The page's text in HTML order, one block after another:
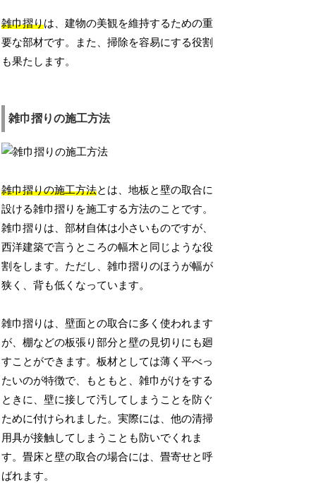
雑巾摺りは、建物の美観を維持するための重
要な部材です。また、掃除を容易にする役割
も果たします。
雑巾摺りの施工方法
雑巾摺りの施工方法とは、地板と壁の取合に
設ける雑巾摺りを施工する方法のことです。
雑巾摺りは、部材自体は小さいものですが、
西洋建築で言うところの幅木と同じような役
割をします。ただし、雑巾摺りのほうが幅が
狭く、背も低くなっています。
雑巾摺りは、壁面との取合に多く使われます
が、棚などの板張り部分と壁の見切りにも廻
すことができます。板材としては薄く平べっ
たいのが特徴で、もともと、雑巾がけをする
ときに、壁に接して汚してしまうことを防ぐ
ために付けられました。実際には、他の清掃
用具が接触してしまうことも防いでくれま
す。畳床と壁の取合の場合には、畳寄せと呼
ばれます。